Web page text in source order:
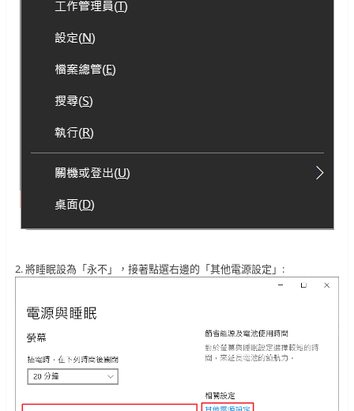
2. 將睡眠設為「永不」，接著點選右邊的「其他電源設定」: